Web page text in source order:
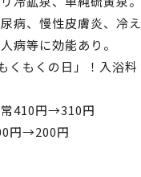
病、慢性皮膚炎、冷え
病等に効能あり。
くもくの日」！入浴料
常410円→310円
円→200円